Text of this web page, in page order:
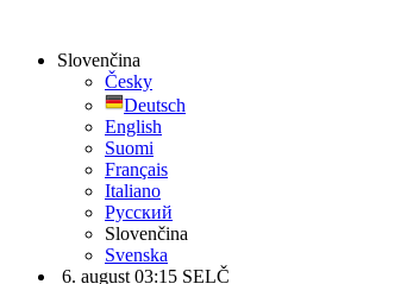
Slovenčina
Česky
Deutsch
English
Suomi
Français
Italiano
Русский
Slovenčina
Svenska
6. august 03:15 SELČ